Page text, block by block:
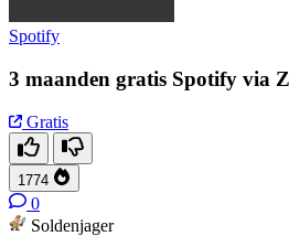
Spotify
3 maanden gratis Spotify via
Gratis
1774
0
Soldenjager